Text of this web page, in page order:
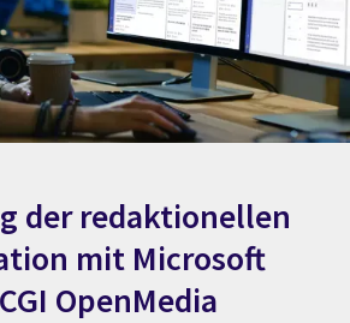
der redaktionellen
mit Microsoft
OpenMedia